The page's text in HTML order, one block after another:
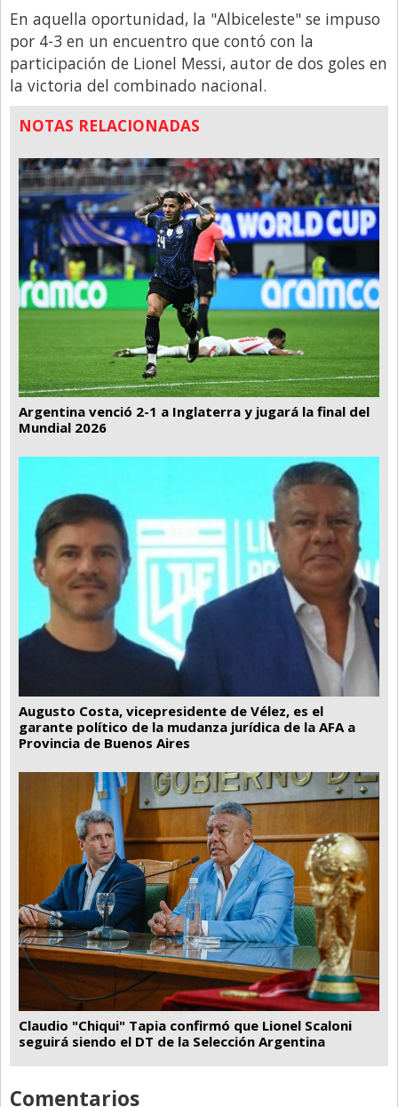
En aquella oportunidad, la "Albiceleste" se impuso
por 4-3 en un encuentro que contó con la
participación de Lionel Messi, autor de dos goles en
la victoria del combinado nacional.
NOTAS RELACIONADAS
Argentina venció 2-1 a Inglaterra y jugará la final del
Mundial 2026
Augusto Costa, vicepresidente de Vélez, es el
garante político de la mudanza jurídica de la AFA a
Provincia de Buenos Aires
Claudio "Chiqui" Tapia confirmó que Lionel Scaloni
seguirá siendo el DT de la Selección Argentina
Comentarios